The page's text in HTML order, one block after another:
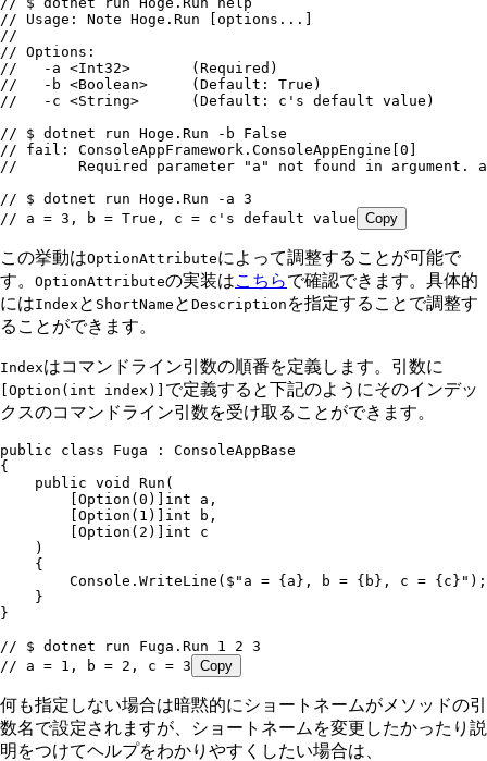
// Usage: Note Hoge.Run [options...]
//
// Options:
//   -a <Int32>       (Required)
//   -b <Boolean>     (Default: True)
//   -c <String>      (Default: c's default value)
// $ dotnet run Hoge.Run -b False
// fail: ConsoleAppFramework.ConsoleAppEngine[0]
//       Required parameter "a" not found in argument.
// $ dotnet run Hoge.Run -a 3
// a = 3, b = True, c = c's default value Copy
この挙動はOptionAttributeによって調整することが可能で
す。 OptionAttributeの実装はこちらで確認できます。具体的
にはIndex と ShortName と Description を指定することで調整す
ることができます。
Indexはコマンドライン引数の順番を定義します。引数に
[Option(int index)] で定義すると下記のようにそのインデッ
クスのコマンドライン引数を受け取ることができます。
public class Fuga :
ConsoleAppBase
{
    public
void Run (
Option ( 0 )] int a ,
Option ( 1 )] int b ,
Option ( 2 )] int c
    )
    {
        Console
. WriteLine ( $" a = { a } , b = { b } , c = { c } " );
    }
}
// $ dotnet run Fuga.Run 1 2 3
// a = 1, b = 2, c = 3 Copy
何も指定しない場合は暗黙的にショートネームがメソッドの引
数名で設定されますが、ショートネームを変更したかったり説
明をつけてヘルプをわかりやすくしたい場合は、